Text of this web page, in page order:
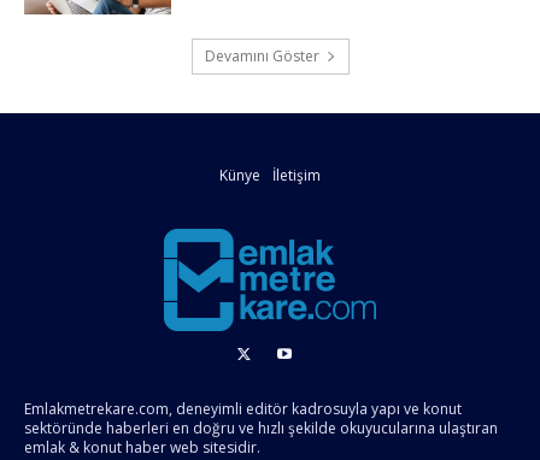
Devamını Göster
Künye İletişim
Emlakmetrekare.com, deneyimli editör kadrosuyla yapı ve konut
sektöründe haberleri en doğru ve hızlı şekilde okuyucularına ulaştıran
emlak & konut haber web sitesidir.